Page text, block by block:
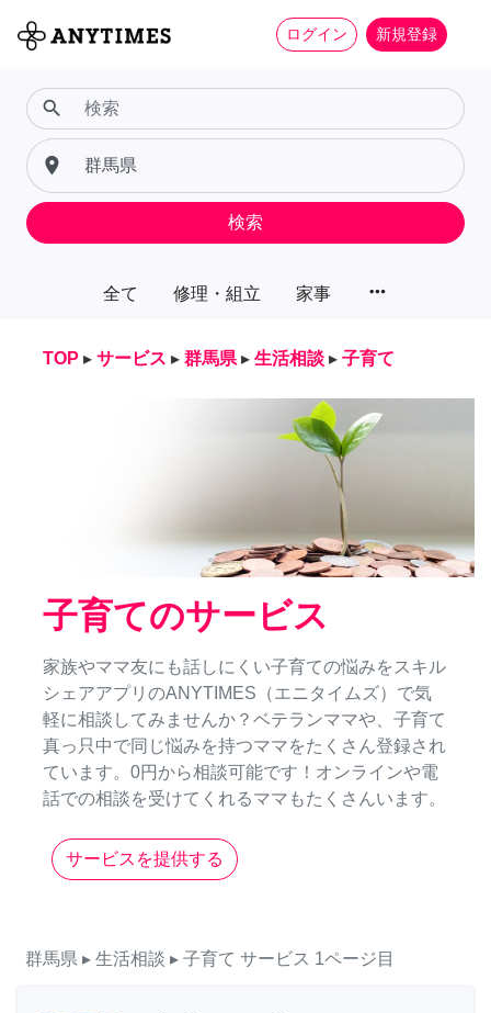
ログイン 新規登録
全て 修理・組立 家事 more_horiz
search
place
検索
TOP ▸ サービス ▸ 群馬県 ▸ 生活相談 ▸ 子育て
子育てのサービス
家族やママ友にも話しにくい子育ての悩みをスキル
シェアアプリのANYTIMES（エニタイムズ）で気
軽に相談してみませんか？ベテランママや、子育て
真っ只中で同じ悩みを持つママをたくさん登録され
ています。0円から相談可能です！オンラインや電
話での相談を受けてくれるママもたくさんいます。
サービスを提供する
群馬県 ▸ 生活相談 ▸ 子育て サービス 1ページ目